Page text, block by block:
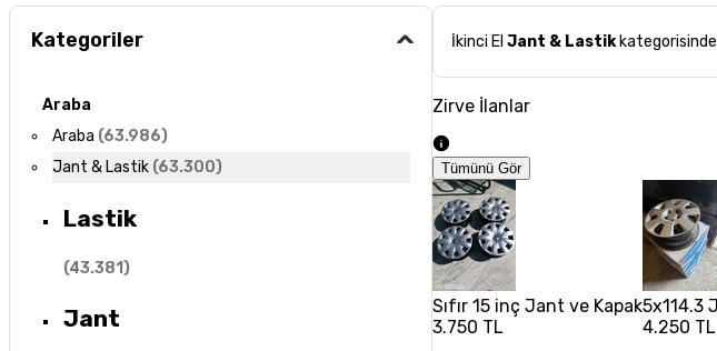
Kategoriler
Araba
Araba (63.986)
Jant & Lastik (63.300)
Lastik
(43.381)
Jant
İkinci ElJant & Lastikkategorisinde
Zirve İlanlar
Tümünü Gör
Sıfır 15 inç Jant ve Kapak
3.750 TL
5x114.3
4.250 TL